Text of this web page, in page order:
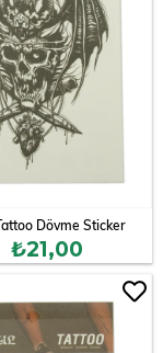
Dövme Sticker
₺21,00